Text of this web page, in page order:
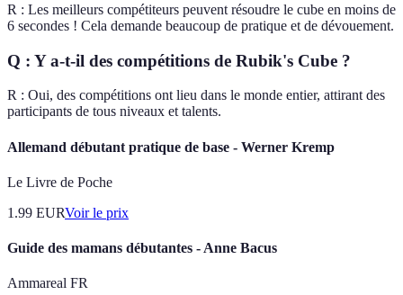
R : Les meilleurs compétiteurs peuvent résoudre le cube en moins de
6 secondes ! Cela demande beaucoup de pratique et de dévouement.
Q : Y a-t-il des compétitions de Rubik's Cube ?
R : Oui, des compétitions ont lieu dans le monde entier, attirant des
participants de tous niveaux et talents.
Allemand débutant pratique de base - Werner Kremp
Le Livre de Poche
1.99 EURVoir le prix
Guide des mamans débutantes - Anne Bacus
Ammareal FR